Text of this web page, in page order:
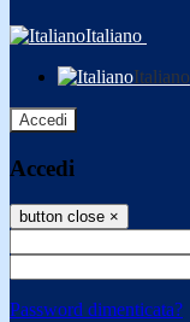
Italiano
Italiano
Accedi
Accedi
button close ×
Password dimenticata?